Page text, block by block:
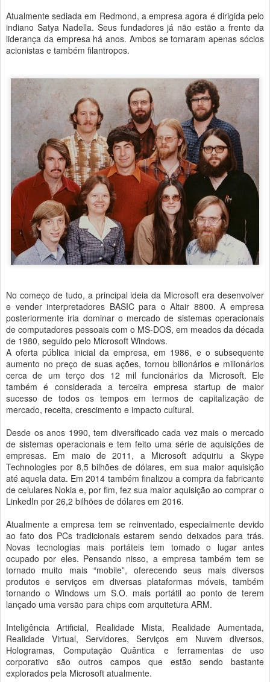
Atualmente sediada em Redmond, a empresa agora é dirigida pelo
indiano Satya Nadella. Seus fundadores já não estão a frente da
liderança da empresa há anos. Ambos se tornaram apenas sócios
acionistas e também filantropos.
No começo de tudo, a principal ideia da Microsoft era desenvolver
e vender interpretadores BASIC para o Altair 8800. A empresa
posteriormente iria dominar o mercado de sistemas operacionais
de computadores pessoais com o MS-DOS, em meados da década
de 1980, seguido pelo Microsoft Windows.
A oferta pública inicial da empresa, em 1986, e o subsequente
aumento no preço de suas ações, tornou bilionários e milionários
cerca de um terço dos 12 mil funcionários da Microsoft. Ele
também é considerada a terceira empresa startup de maior
sucesso de todos os tempos em termos de capitalização de
mercado, receita, crescimento e impacto cultural.
Desde os anos 1990, tem diversificado cada vez mais o mercado
de sistemas operacionais e tem feito uma série de aquisições de
empresas. Em maio de 2011, a Microsoft adquiriu a Skype
Technologies por 8,5 bilhões de dólares, em sua maior aquisição
até aquela data. Em 2014 também finalizou a compra da fabricante
de celulares Nokia e, por fim, fez sua maior aquisição ao comprar o
LinkedIn por 26,2 bilhões de dólares em 2016.
Atualmente a empresa tem se reinventado, especialmente devido
ao fato dos PCs tradicionais estarem sendo deixados para trás.
Novas tecnologias mais portáteis tem tomado o lugar antes
ocupado por eles. Pensando nisso, a empresa também tem se
tornado muito mais “mobile”, oferecendo seus mais diversos
produtos e serviços em diversas plataformas móveis, também
tornando o Windows um S.O. mais portátil ao ponto de terem
lançado uma versão para chips com arquitetura ARM.
Inteligência Artificial, Realidade Mista, Realidade Aumentada,
Realidade Virtual, Servidores, Serviços em Nuvem diversos,
Hologramas, Computação Quântica e ferramentas de uso
corporativo são outros campos que estão sendo bastante
explorados pela Microsoft atualmente.